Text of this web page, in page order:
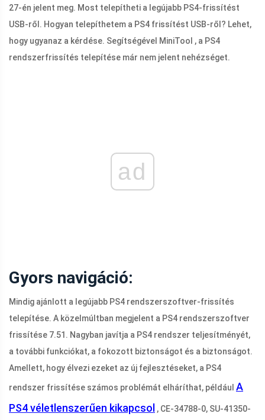
27-én jelent meg. Most telepítheti a legújabb PS4-frissítést
USB-ről. Hogyan telepíthetem a PS4 frissítést USB-ről? Lehet,
hogy ugyanaz a kérdése. Segítségével MiniTool , a PS4
rendszerfrissítés telepítése már nem jelent nehézséget.
ad
Gyors navigáció:
Mindig ajánlott a legújabb PS4 rendszerszoftver-frissítés
telepítése. A közelmúltban megjelent a PS4 rendszerszoftver
frissítése 7.51. Nagyban javítja a PS4 rendszer teljesítményét,
a további funkciókat, a fokozott biztonságot és a biztonságot.
Amellett, hogy élvezi ezeket az új fejlesztéseket, a PS4
rendszer frissítése számos problémát elháríthat, például A
PS4 véletlenszerűen kikapcsol , CE-34788-0, SU-41350-